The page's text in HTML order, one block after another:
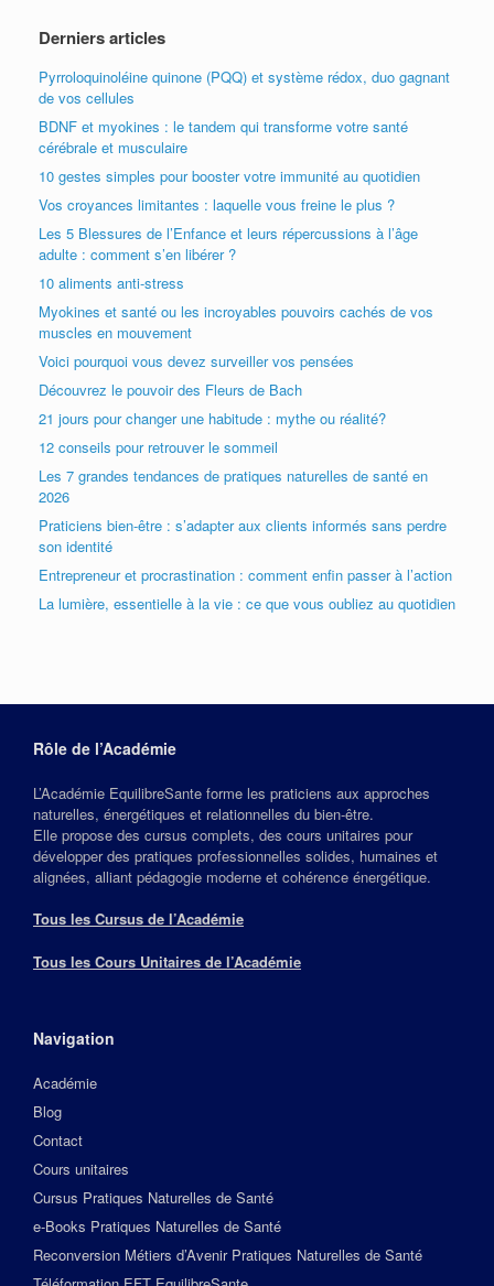
Derniers articles
Pyrroloquinoléine quinone (PQQ) et système rédox, duo gagnant
de vos cellules
BDNF et myokines : le tandem qui transforme votre santé
cérébrale et musculaire
10 gestes simples pour booster votre immunité au quotidien
Vos croyances limitantes : laquelle vous freine le plus ?
Les 5 Blessures de l’Enfance et leurs répercussions à l’âge
adulte : comment s’en libérer ?
10 aliments anti-stress
Myokines et santé ou les incroyables pouvoirs cachés de vos
muscles en mouvement
Voici pourquoi vous devez surveiller vos pensées
Découvrez le pouvoir des Fleurs de Bach
21 jours pour changer une habitude : mythe ou réalité?
12 conseils pour retrouver le sommeil
Les 7 grandes tendances de pratiques naturelles de santé en
2026
Praticiens bien-être : s’adapter aux clients informés sans perdre
son identité
Entrepreneur et procrastination : comment enfin passer à l’action
La lumière, essentielle à la vie : ce que vous oubliez au quotidien
Rôle de l’Académie
L’Académie EquilibreSante forme les praticiens aux approches
naturelles, énergétiques et relationnelles du bien‑être.
Elle propose des cursus complets, des cours unitaires pour
développer des pratiques professionnelles solides, humaines et
alignées, alliant pédagogie moderne et cohérence énergétique.
Tous les Cursus de l’Académie
Tous les Cours Unitaires de l’Académie
Navigation
Académie
Blog
Contact
Cours unitaires
Cursus Pratiques Naturelles de Santé
e-Books Pratiques Naturelles de Santé
Reconversion Métiers d’Avenir Pratiques Naturelles de Santé